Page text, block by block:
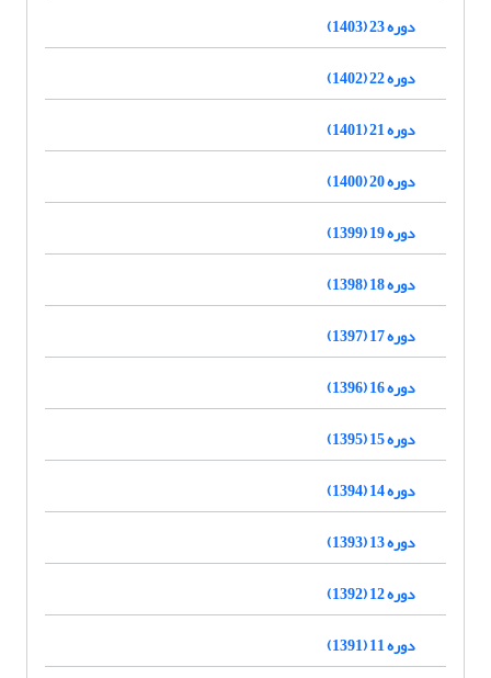
دوره 23 (1403)
دوره 22 (1402)
دوره 21 (1401)
دوره 20 (1400)
دوره 19 (1399)
دوره 18 (1398)
دوره 17 (1397)
دوره 16 (1396)
دوره 15 (1395)
دوره 14 (1394)
دوره 13 (1393)
دوره 12 (1392)
دوره 11 (1391)